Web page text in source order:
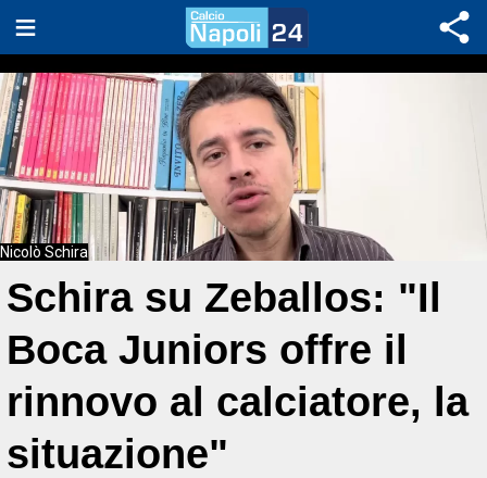
Nicolò Schira
Schira su Zeballos: "Il
Boca Juniors offre il
rinnovo al calciatore, la
situazione"